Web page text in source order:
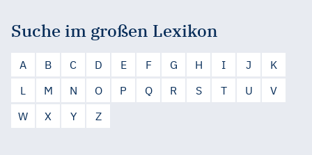
Suche im großen Lexikon
A B C D E F G H I J
K
L
M N O P Q R S T U
V
W
X Y Z